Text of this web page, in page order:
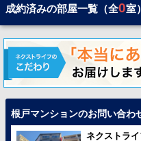
成約済みの部屋一覧（全0室）
根戸マンションのお問い合わ
ネクストラ